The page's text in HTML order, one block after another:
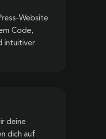
Website
Code,
intuitiver
deine
dich auf